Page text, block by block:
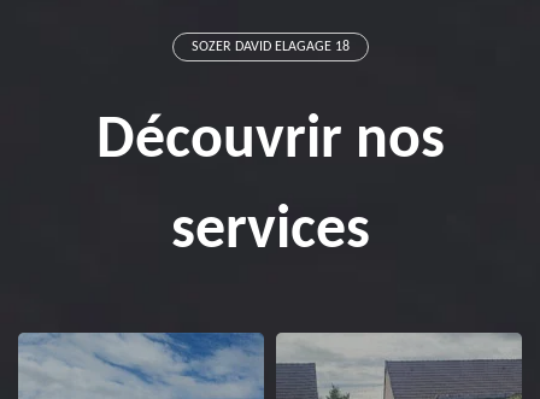
SOZER DAVID ELAGAGE 18
Découvrir nos
services